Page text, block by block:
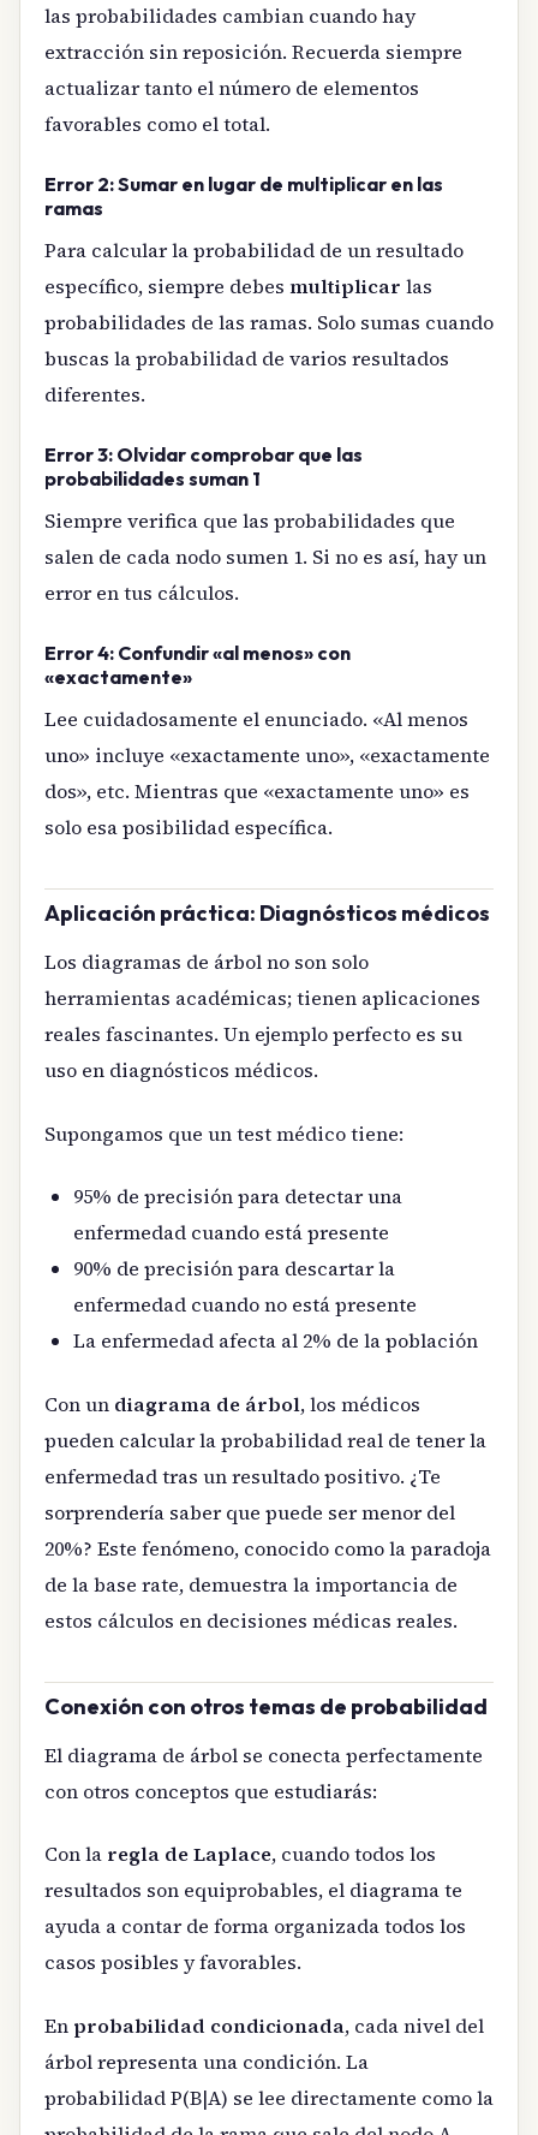
las probabilidades cambian cuando hay
extracción sin reposición. Recuerda siempre
actualizar tanto el número de elementos
favorables como el total.
Error 2: Sumar en lugar de multiplicar en las
ramas
Para calcular la probabilidad de un resultado
específico, siempre debes multiplicar las
probabilidades de las ramas. Solo sumas cuando
buscas la probabilidad de varios resultados
diferentes.
Error 3: Olvidar comprobar que las
probabilidades suman 1
Siempre verifica que las probabilidades que
salen de cada nodo sumen 1. Si no es así, hay un
error en tus cálculos.
Error 4: Confundir «al menos» con
«exactamente»
Lee cuidadosamente el enunciado. «Al menos
uno» incluye «exactamente uno», «exactamente
dos», etc. Mientras que «exactamente uno» es
solo esa posibilidad específica.
Aplicación práctica: Diagnósticos médicos
Los diagramas de árbol no son solo
herramientas académicas; tienen aplicaciones
reales fascinantes. Un ejemplo perfecto es su
uso en diagnósticos médicos.
Supongamos que un test médico tiene:
95% de precisión para detectar una
enfermedad cuando está presente
90% de precisión para descartar la
enfermedad cuando no está presente
La enfermedad afecta al 2% de la población
Con un diagrama de árbol, los médicos
pueden calcular la probabilidad real de tener la
enfermedad tras un resultado positivo. ¿Te
sorprendería saber que puede ser menor del
20%? Este fenómeno, conocido como la paradoja
de la base rate, demuestra la importancia de
estos cálculos en decisiones médicas reales.
Conexión con otros temas de probabilidad
El diagrama de árbol se conecta perfectamente
con otros conceptos que estudiarás:
Con la regla de Laplace, cuando todos los
resultados son equiprobables, el diagrama te
ayuda a contar de forma organizada todos los
casos posibles y favorables.
En probabilidad condicionada, cada nivel del
árbol representa una condición. La
probabilidad P(B|A) se lee directamente como la